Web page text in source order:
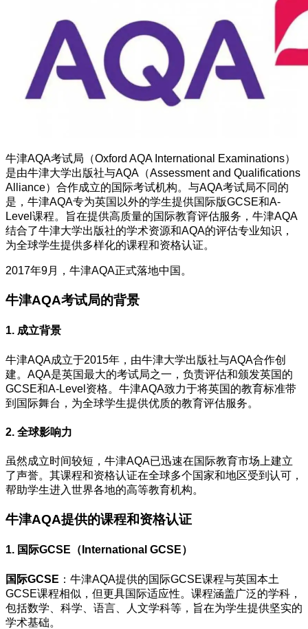
牛津AQA考试局（Oxford AQA International Examinations）
是由牛津大学出版社与AQA（Assessment and Qualifications
Alliance）合作成立的国际考试机构。与AQA考试局不同的
是，牛津AQA专为英国以外的学生提供国际版GCSE和A-
Level课程。旨在提供高质量的国际教育评估服务，牛津AQA
结合了牛津大学出版社的学术资源和AQA的评估专业知识，
为全球学生提供多样化的课程和资格认证。
2017年9月，牛津AQA正式落地中国。
牛津AQA考试局的背景
1. 成立背景
牛津AQA成立于2015年，由牛津大学出版社与AQA合作创
建。AQA是英国最大的考试局之一，负责评估和颁发英国的
GCSE和A-Level资格。牛津AQA致力于将英国的教育标准带
到国际舞台，为全球学生提供优质的教育评估服务。
2. 全球影响力
虽然成立时间较短，牛津AQA已迅速在国际教育市场上建立
了声誉。其课程和资格认证在全球多个国家和地区受到认可，
帮助学生进入世界各地的高等教育机构。
牛津AQA提供的课程和资格认证
1. 国际GCSE（International GCSE）
国际GCSE ：牛津AQA提供的国际GCSE课程与英国本土
GCSE课程相似，但更具国际适应性。课程涵盖广泛的学科，
包括数学、科学、语言、人文学科等，旨在为学生提供坚实的
学术基础。